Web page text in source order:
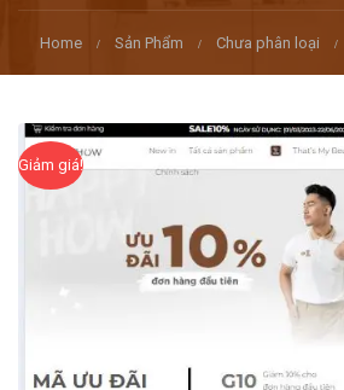
Home Sản Phẩm Chưa phân loại
Giảm giá!